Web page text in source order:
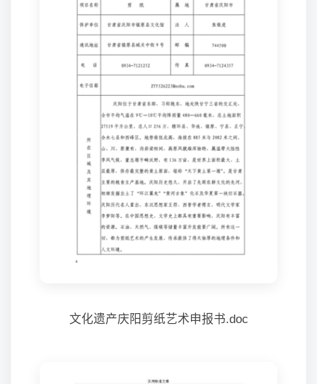
文化遗产庆阳剪纸艺术申报书.doc